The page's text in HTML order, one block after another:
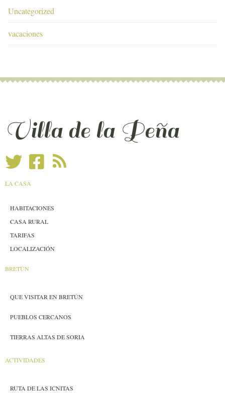
Uncategorized
vacaciones
Villa de la Peña
LA CASA
HABITACIONES
CASA RURAL
TARIFAS
LOCALIZACIÓN
BRETÚN
QUE VISITAR EN BRETÚN
PUEBLOS CERCANOS
TIERRAS ALTAS DE SORIA
ACTIVIDADES
RUTA DE LAS ICNITAS